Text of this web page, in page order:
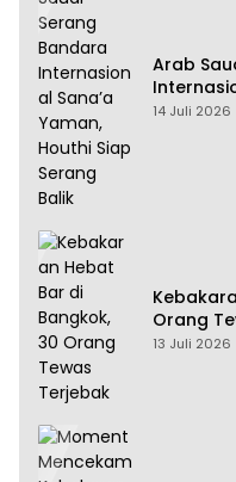
Arab
Siap
14 Juli 2026
Orang
13 Juli 2026